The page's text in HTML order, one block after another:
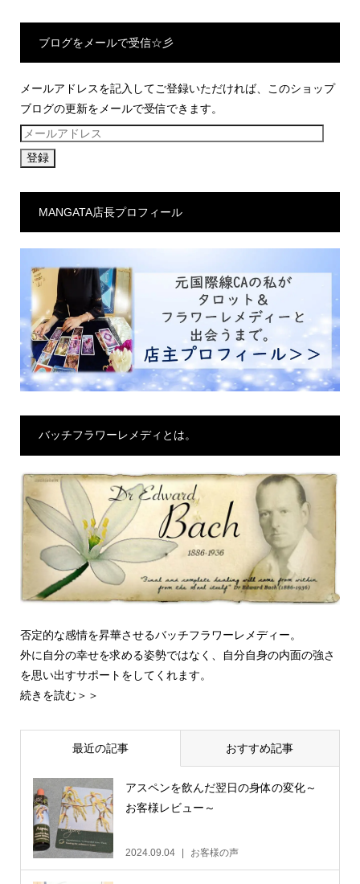
ブログをメールで受信☆彡
メールアドレスを記入してご登録いただければ、このショップ
ブログの更新をメールで受信できます。
メ
ー
ア
レ
MANGATA店長プロフィール
バッチフラワーレメディとは。
否定的な感情を昇華させるバッチフラワーレメディー。
外に自分の幸せを求める姿勢ではなく、自分自身の内面の強さ
を思い出すサポートをしてくれます。
続きを読む＞＞
最近の記事 おすすめ記事
アスペンを飲んだ翌日の身体の変化～
お客様レビュー～
2024.09.04 お客様の声